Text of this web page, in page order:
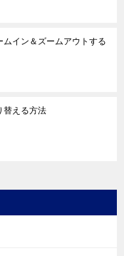
イン＆ズームアウトする
替える方法